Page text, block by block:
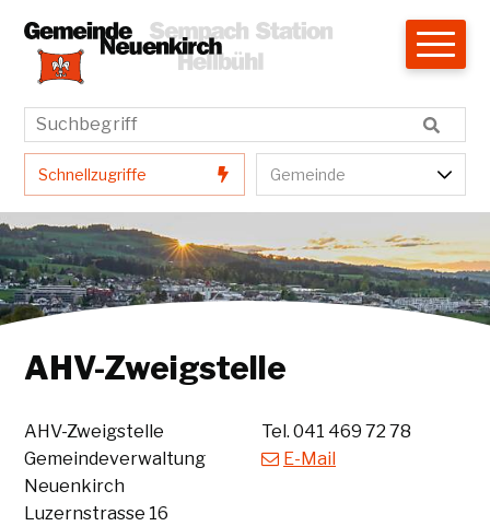
Navigieren in Neuenkirch
Suchbegriff
Suche
Schnellzugriffe
Schnellzugriffe Gemeinde
Hauptnavigation
AHV-Zweigstelle
Adresse
AHV-Zweigstelle
Gemeindeverwaltung
Neuenkirch
Luzernstrasse 16
Tel. 041 469 72 78
E-Mail